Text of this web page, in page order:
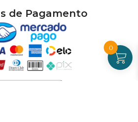
de Pagamento
0